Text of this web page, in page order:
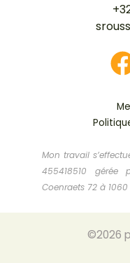
Mon travail
455418510 gérée
Coenraets 72 à 1060
©2026